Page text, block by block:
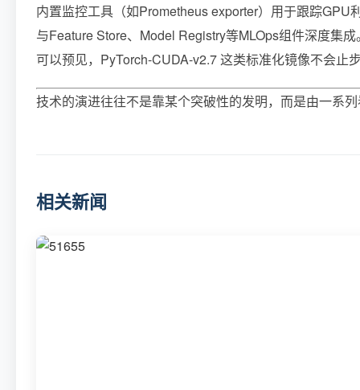
内置监控工具（如Prometheus exporter）用于跟踪GPU
与Feature Store、Model Registry等MLOps组件深度集成
可以预见，PyTorch-CUDA-v2.7 这类标准化镜像不会止
技术的演进往往不是靠某个突破性的发明，而是由一系
相关新闻